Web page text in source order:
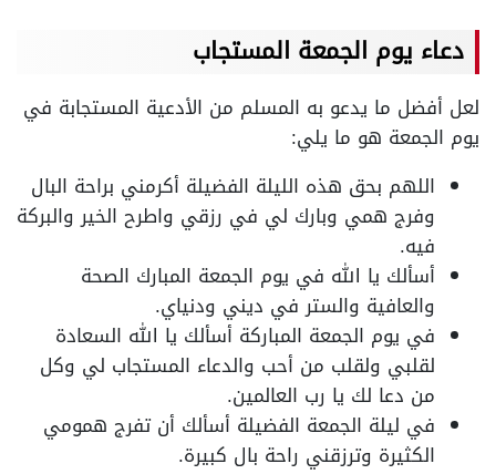
دعاء يوم الجمعة المستجاب
لعل أفضل ما يدعو به المسلم من الأدعية المستجابة في
يوم الجمعة هو ما يلي:
اللهم بحق هذه الليلة الفضيلة أكرمني براحة البال
وفرج همي وبارك لي في رزقي واطرح الخير والبركة
فيه.
أسألك يا الله في يوم الجمعة المبارك الصحة
والعافية والستر في ديني ودنياي.
في يوم الجمعة المباركة أسألك يا الله السعادة
لقلبي ولقلب من أحب والدعاء المستجاب لي وكل
من دعا لك يا رب العالمين.
في ليلة الجمعة الفضيلة أسألك أن تفرج همومي
الكثيرة وترزقني راحة بال كبيرة.